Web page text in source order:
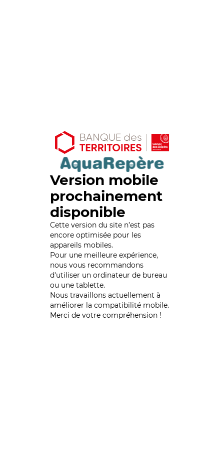
Version mobile
prochainement
disponible
Cette version du site n’est pas
encore optimisée pour les
appareils mobiles.
Pour une meilleure expérience,
nous vous recommandons
d'utiliser un ordinateur de bureau
ou une tablette.
Nous travaillons actuellement à
améliorer la compatibilité mobile.
Merci de votre compréhension !